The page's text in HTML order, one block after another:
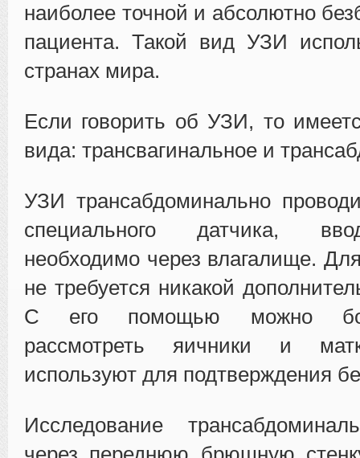
наиболее точной и абсолютно
пациента. Такой вид УЗИ
странах мира.
Если говорить об УЗИ, то
вида: трансвагинальное и
УЗИ трансабдоминально
специального датчика,
необходимо через влагалище.
не требуется никакой
С его помощью можно
рассмотреть яичники и
используют для подтверждения
Исследование